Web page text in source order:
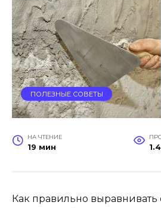
ПОЛЕЗНЫЕ СОВЕТЫ
НА ЧТЕНИЕ
19 мин
Как правильно выравнивать